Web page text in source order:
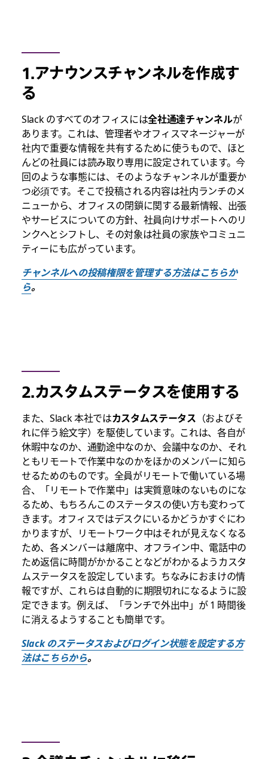
1.アナウンスチャンネルを作成す
る
Slack のすべてのオフィスには全社通達チャンネルが
あります。これは、管理者やオフィスマネージャーが
社内で重要な情報を共有するために使うもので、ほと
んどの社員には読み取り専用に設定されています。今
回のような事態には、そのようなチャンネルが重要か
つ必須です。そこで投稿される内容は社内ランチのメ
ニューから、オフィスの閉鎖に関する最新情報、出張
やサービスについての方針、社員向けサポートへのリ
ンクへとシフトし、その対象は社員の家族やコミュニ
ティーにも広がっています。
チャンネルへの投稿権限を管理する方法はこちらか
ら。
2.カスタムステータスを使用する
また、Slack 本社ではカスタムステータス （およびそ
れに伴う絵文字）を駆使しています。これは、各自が
休暇中なのか、通勤途中なのか、会議中なのか、それ
ともリモートで作業中なのかをほかのメンバーに知ら
せるためのものです。全員がリモートで働いている場
合、「リモートで作業中」は実質意味のないものにな
るため、もちろんこのステータスの使い方も変わって
きます。オフィスではデスクにいるかどうかすぐにわ
かりますが、リモートワーク中はそれが見えなくなる
ため、各メンバーは離席中、オフライン中、電話中の
ため返信に時間がかかることなどがわかるようカスタ
ムステータスを設定しています。ちなみにおまけの情
報ですが、これらは自動的に期限切れになるように設
定できます。例えば、「ランチで外出中」が 1 時間後
に消えるようすることも簡単です。
Slack のステータスおよびログイン状態を設定する方
法はこちらから。